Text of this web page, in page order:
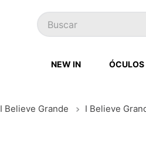
Buscar
NEW IN ÓCULOS
I Believe Grande I Believe